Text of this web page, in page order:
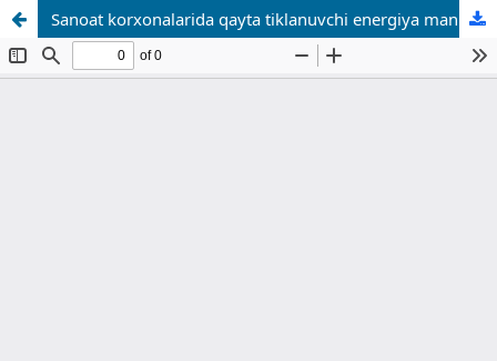
Sanoat korxonalarida qayta tiklanuvchi energiya manbalaridan foydalanish boʻyicha xalqaro tendensiyalar